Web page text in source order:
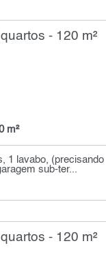
- 120 m²
m²
1 lavabo, (precisando
sub-ter...
- 120 m²